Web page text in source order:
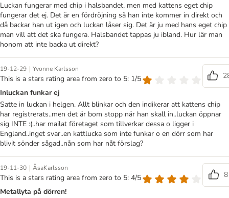
Luckan fungerar med chip i halsbandet, men med kattens eget chip
fungerar det ej. Det är en fördröjning så han inte kommer in direkt och
då backar han ut igen och luckan låser sig. Det är ju med hans eget chip
man vill att det ska fungera. Halsbandet tappas ju ibland. Hur lär man
honom att inte backa ut direkt?
19-12-29 | Yvonne Karlsson
This is a stars rating area from zero to 5: 1/5
Inluckan funkar ej
Satte in luckan i helgen. Allt blinkar och den indikerar att kattens chip
har registrerats..men det är bom stopp när han skall in..luckan öppnar
sig INTE :(..har mailat företaget som tillverkar dessa o ligger i
England..inget svar..en kattlucka som inte funkar o en dörr som har
blivit sönder sågad..nån som har nåt förslag?
19-11-30 | ÅsaKarlsson
This is a stars rating area from zero to 5: 4/5
8
Metallyta på dörren!